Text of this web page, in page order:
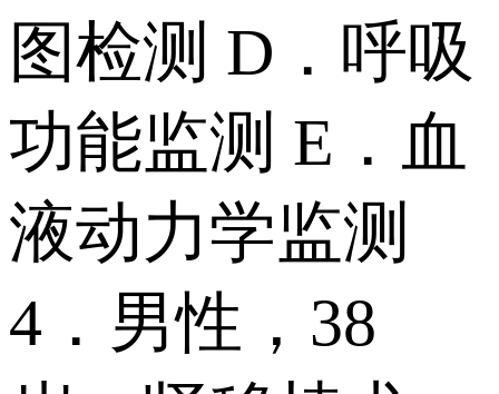
图检测 D．呼吸
功能监测 E．血
液动力学监测
4．男性，38